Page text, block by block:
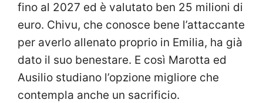
fino al 2027 ed è valutato ben 25 milioni di
euro. Chivu, che conosce bene l’attaccante
per averlo allenato proprio in Emilia, ha già
dato il suo benestare. E così Marotta ed
Ausilio studiano l’opzione migliore che
contempla anche un sacrificio.